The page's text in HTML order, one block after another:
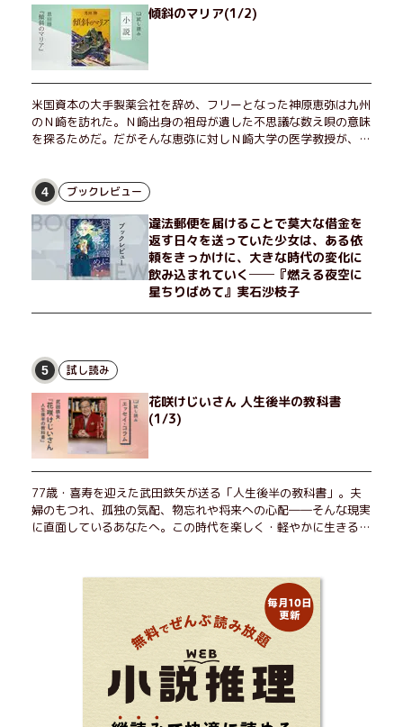
傾斜のマリア(1/2)
米国資本の大手製薬会社を辞め、フリーとなった神原恵弥は九州
のＮ崎を訪れた。Ｎ崎出身の祖母が遺した不思議な数え唄の意味
を探るためだ。だがそんな恵弥に対しＮ崎大学の医学教授が、米
恵弥は、まるで影のような存在の博士とまみえることはできるの
か？ そして、唄の歌詞「かたむくマリア」に込められた秘密と
は？ 謎めいたラストが鮮烈な余韻を残すシリーズ第四作！
4 ブックレビュー
違法郵便を届けることで莫大な借金を
返す日々を送っていた少女は、ある依
頼をきっかけに、大きな時代の変化に
飲み込まれていく──『燃える夜空に
星ちりばめて』実石沙枝子
5 試し読み
花咲けじいさん 人生後半の教科書
(1/3)
77歳・喜寿を迎えた武田鉄矢が送る「人生後半の教科書」。夫
婦のもつれ、孤独の気配、物忘れや将来への心配――そんな現実
に直面しているあなたへ。この時代を楽しく・軽やかに生きるヒ
ら！ 読むだけで前向きになれる一冊。